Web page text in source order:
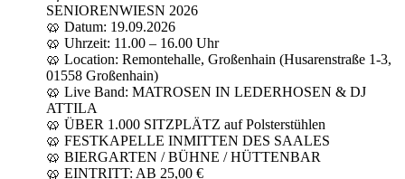
SENIORENWIESN 2026
🥨 Datum: 19.09.2026
🥨 Uhrzeit: 11.00 – 16.00 Uhr
🥨 Location: Remontehalle, Großenhain (Husarenstraße 1-3,
01558 Großenhain)
🥨 Live Band: MATROSEN IN LEDERHOSEN & DJ
ATTILA
🥨 ÜBER 1.000 SITZPLÄTZ auf Polsterstühlen
🥨 FESTKAPELLE INMITTEN DES SAALES
🥨 BIERGARTEN / BÜHNE / HÜTTENBAR
🥨 EINTRITT: AB 25,00 €